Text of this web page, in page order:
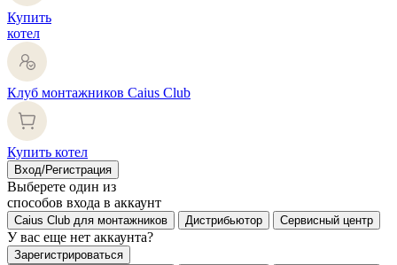
Купить
котел
Клуб монтажников Caius Club
Купить котел
Вход/Регистрация
Выберете один из
способов входа в аккаунт
Caius Club для монтажников Дистрибьютор Сервисный центр
У вас еще нет аккаунта?
Зарегистрироваться